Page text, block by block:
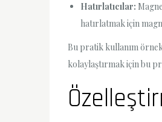
Hatırlatıcılar:
hatırlatmak için
Bu pratik kullanım
kolaylaştırmak için bu